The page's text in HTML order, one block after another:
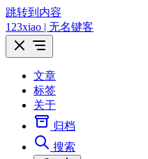
跳转到内容
123xiao | 无名键客
文章
标签
关于
归档
搜索